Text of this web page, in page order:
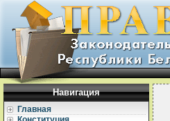
Навигация
Главная